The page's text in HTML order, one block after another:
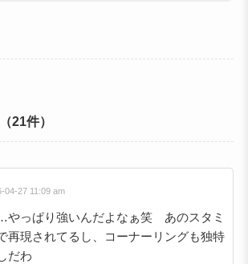
（21件）
04-27 11:09 am
やっぱり強いんだよなぁ笑 あのスタミ
再現されてるし、コーナーリングも独特
だわ